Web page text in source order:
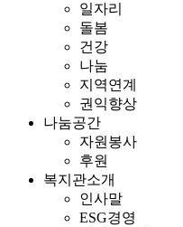
일자리
돌봄
건강
나눔
지역연계
권익향상
나눔공간
자원봉사
후원
복지관소개
인사말
ESG경영